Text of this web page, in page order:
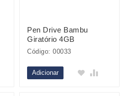
Pen Drive Bambu
Giratório 4GB
Código: 00033
Adicionar